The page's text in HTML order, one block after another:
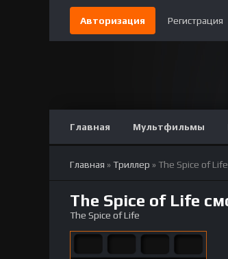
Авторизация Регистрация
Главная Мультфильмы
Главная »Триллер » The Spice of Life
The Spice of Life
The Spice of Life